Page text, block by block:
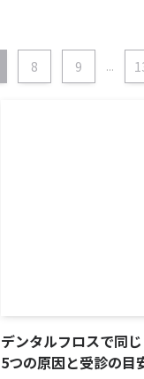
8 9 ...
デンタルフロスで同
5つの原因と受診の目